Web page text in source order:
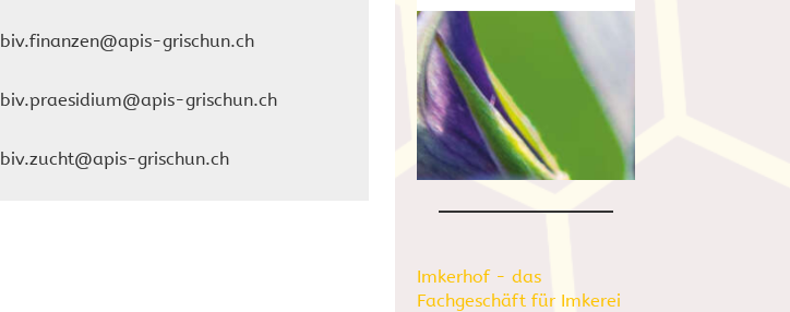
biv.finanzen@apis-grischun.ch
biv.praesidium@apis-grischun.ch
biv.zucht@apis-grischun.ch
Imkerhof - das
Fachgeschäft für Imkerei